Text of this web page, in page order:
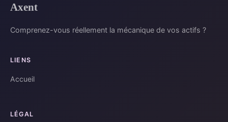
Axent
Comprenez-vous réellement la mécanique de vos actifs ?
LIENS
Accueil
LÉGAL